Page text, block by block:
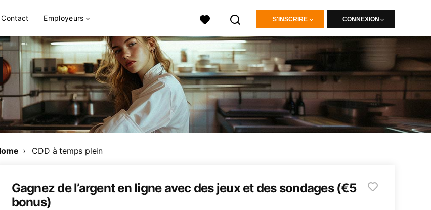
Contact Employeurs S'INSCRIRE CONNEXION
CDD à temps plein
Gagnez de l’argent en ligne avec des jeux et des sondages (€5
bonus)